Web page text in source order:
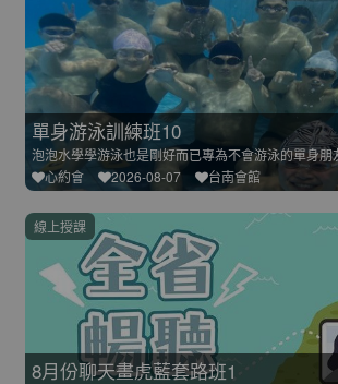
單身游泳訓練班10
泡泡水學學游泳也是剛好而已專為不會游泳的單身朋
心約會
2026-08-07 台南會館
8月份聊天畫虎藍套路班1
線上授課